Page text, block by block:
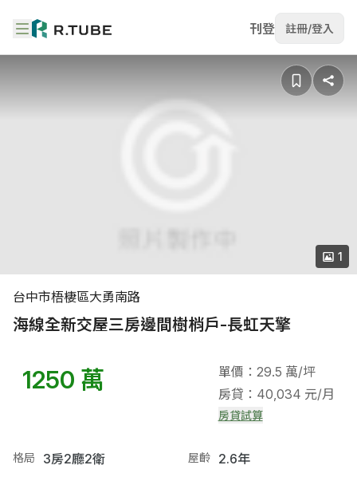
刊登 註冊/登入
台中市梧棲區大勇南路
海線全新交屋三房邊間樹梢戶-長虹天擎
1
1250 萬
單價：29.5 萬/坪
房貸：40,034 元/月
房貸試算
格局 3房2廳2衛 屋齡 2.6年